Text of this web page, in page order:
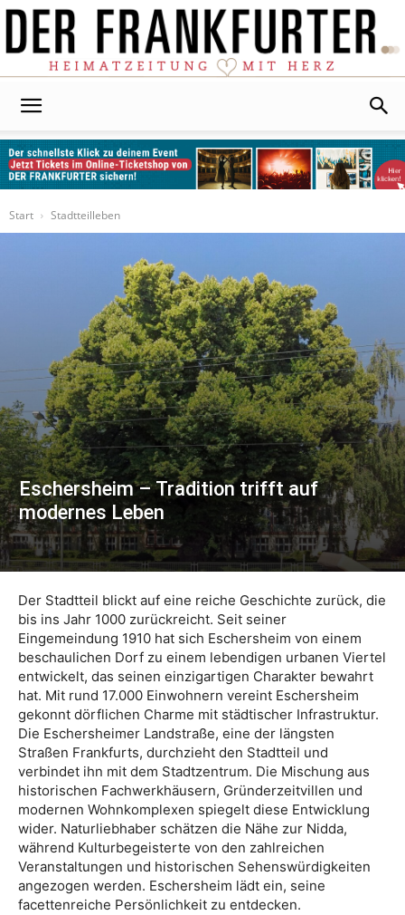
Start
Stadtteilleben
Eschersheim – Tradition trifft auf
modernes Leben
Der Stadtteil blickt auf eine reiche Geschichte zurück, die
bis ins Jahr 1000 zurückreicht. Seit seiner
Eingemeindung 1910 hat sich Eschersheim von einem
beschaulichen Dorf zu einem lebendigen urbanen Viertel
entwickelt, das seinen einzigartigen Charakter bewahrt
hat. Mit rund 17.000 Einwohnern vereint Eschersheim
gekonnt dörflichen Charme mit städtischer Infrastruktur.
Die Eschersheimer Landstraße, eine der längsten
Straßen Frankfurts, durchzieht den Stadtteil und
verbindet ihn mit dem Stadtzentrum. Die Mischung aus
historischen Fachwerkhäusern, Gründerzeitvillen und
modernen Wohnkomplexen spiegelt diese Entwicklung
wider. Naturliebhaber schätzen die Nähe zur Nidda,
während Kulturbegeisterte von den zahlreichen
Veranstaltungen und historischen Sehenswürdigkeiten
angezogen werden. Eschersheim lädt ein, seine
facettenreiche Persönlichkeit zu entdecken.